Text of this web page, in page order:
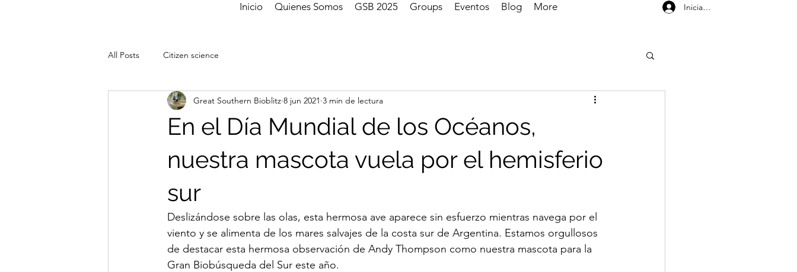
Inicio Quienes Somos GSB 2025 Groups Eventos Blog More Iniciar sesión
All Posts Citizen science
En el Día Mundial de los Océanos,
nuestra mascota vuela por el hemisferio
sur
Great Southern Bioblitz 8 jun 2021 3 min de lectura
Deslizándose sobre las olas, esta hermosa ave aparece sin esfuerzo mientras navega por el
viento y se alimenta de los mares salvajes de la costa sur de Argentina. Estamos orgullosos
de destacar esta hermosa observación de Andy Thompson como nuestra mascota para la
Gran Biobúsqueda del Sur este año.